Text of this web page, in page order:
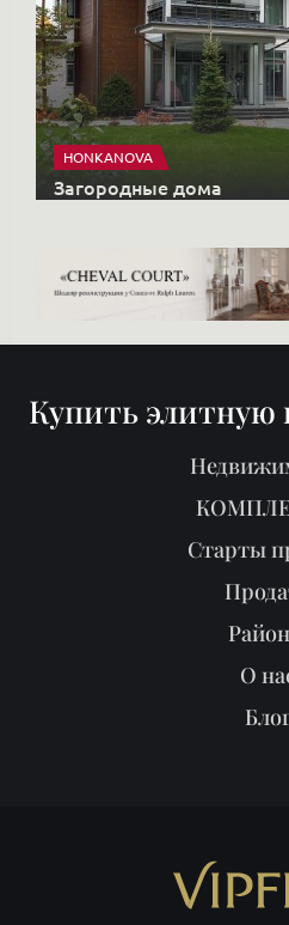
HONKANOVA
Загородные дома
Купить
Старты
О